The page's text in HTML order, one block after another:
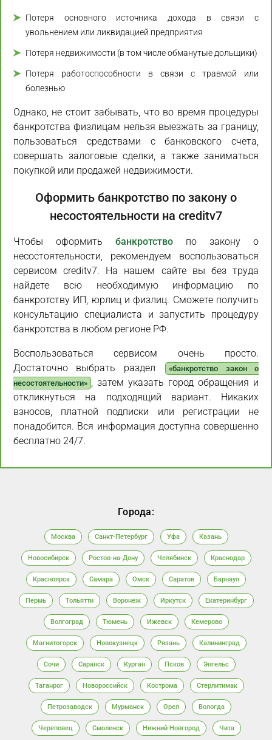
Потеря основного источника дохода в связи с
увольнением или ликвидацией предприятия
Потеря недвижимости (в том числе обманутые дольщики)
Потеря работоспособности в связи с травмой или
болезнью
Однако, не стоит забывать, что во время процедуры
банкротства физлицам нельзя выезжать за границу,
пользоваться средствами с банковского счета,
совершать залоговые сделки, а также заниматься
покупкой или продажей недвижимости.
Оформить банкротство по закону о
несостоятельности на creditv7
Чтобы оформить банкротство по закону о
несостоятельности, рекомендуем воспользоваться
сервисом creditv7. На нашем сайте вы без труда
найдете всю необходимую информацию по
банкротству ИП, юрлиц и физлиц. Сможете получить
консультацию специалиста и запустить процедуру
банкротства в любом регионе РФ.
Воспользоваться сервисом очень просто.
Достаточно выбрать раздел
«банкротство закон о
несостоятельности» , затем указать город обращения и
откликнуться на подходящий вариант. Никаких
взносов, платной подписки или регистрации не
понадобится. Вся информация доступна совершенно
бесплатно 24/7.
Города:
Москва Санкт-Петербург Уфа Казань
Новосибирск Ростов-на-Дону Челябинск Краснодар
Красноярск Самара Омск Саратов Барнаул
Пермь Тольятти Воронеж Иркутск Екатеринбург
Волгоград Тюмень Ижевск Кемерово
Магнитогорск Новокузнецк Рязань Калининград
Сочи Саранск Курган Псков Энгельс
Таганрог Новороссийск Кострома Стерлитимак
Петрозаводск Мурманск Орел Вологда
Череповец Смоленск Нижний Новгород Чита